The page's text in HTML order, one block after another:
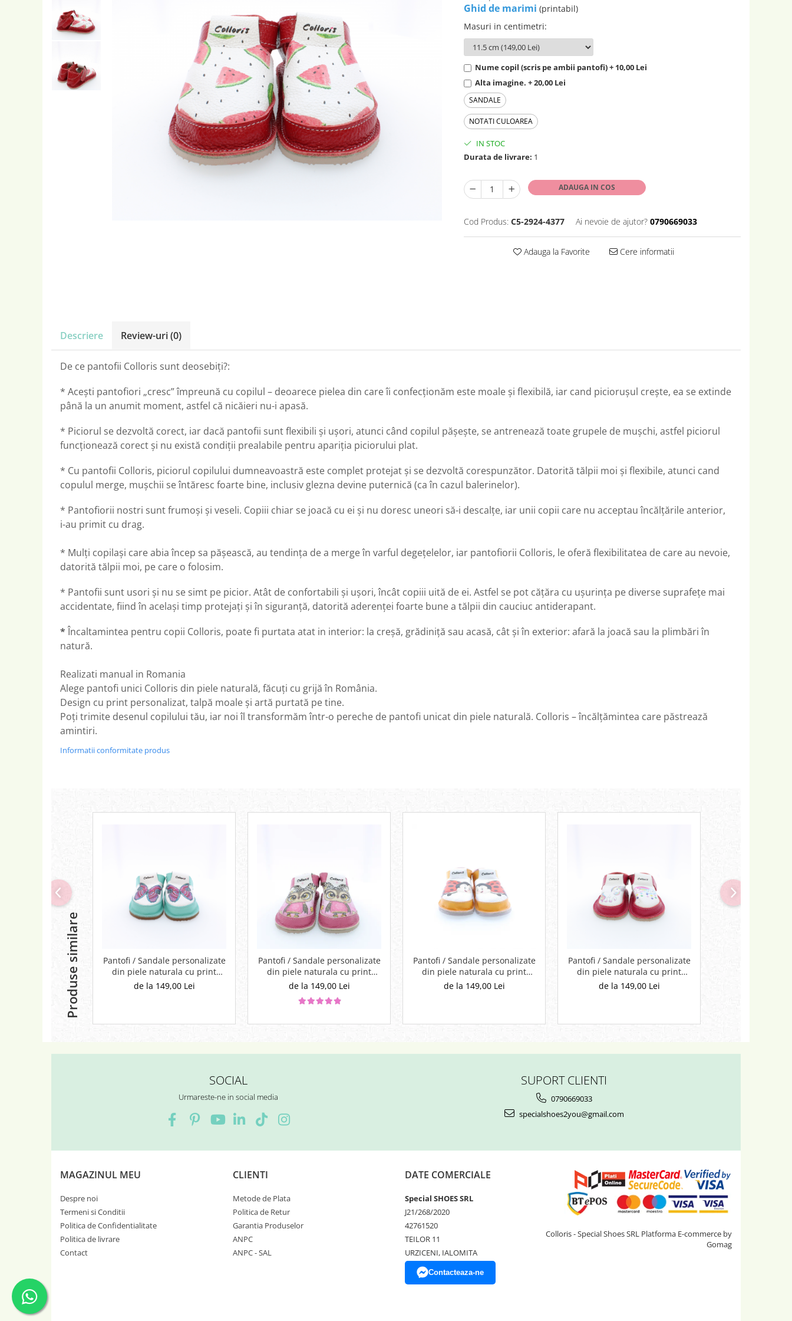
Ghid de marimi (printabil)
Masuri in centimetri:
Nume copil (scris pe ambii pantofi) + 10,00 Lei
Alta imagine. + 20,00 Lei
SANDALE
NOTATI CULOAREA
IN STOC
Durata de livrare: 1
ADAUGA IN COS
Cod Produs: C5-2924-4377 Ai nevoie de ajutor? 0790669033
Adauga la Favorite Cere informatii
Descriere Review-uri(0)
De ce pantofii Colloris sunt deosebiți?:
* Acești pantofiori „cresc” împreună cu copilul – deoarece pielea din care îi confecționăm este moale și flexibilă, iar cand picioruşul crește, ea se extinde
până la un anumit moment, astfel că nicăieri nu-i apasă.
* Piciorul se dezvoltă corect, iar dacă pantofii sunt flexibili și ușori, atunci când copilul pășește, se antrenează toate grupele de mușchi, astfel piciorul
funcționează corect și nu există condiții prealabile pentru apariția piciorului plat.
* Cu pantofii Colloris, piciorul copilului dumneavoastră este complet protejat și se dezvoltă corespunzător. Datorită tălpii moi și flexibile, atunci cand
copulul merge, mușchii se întăresc foarte bine, inclusiv glezna devine puternică (ca în cazul balerinelor).
* Pantofiorii nostri sunt frumoși și veseli. Copiii chiar se joacă cu ei și nu doresc uneori să-i descalțe, iar unii copii care nu acceptau încălțările anterior,
i-au primit cu drag.
* Mulți copilași care abia încep sa pășească, au tendința de a merge în varful degețelelor, iar pantofiorii Colloris, le oferă flexibilitatea de care au nevoie,
datorită tălpii moi, pe care o folosim.
* Pantofii sunt usori și nu se simt pe picior. Atât de confortabili și ușori, încât copiii uită de ei. Astfel se pot cățăra cu ușurința pe diverse suprafețe mai
accidentate, fiind în același timp protejați și în siguranță, datorită aderenței foarte bune a tălpii din cauciuc antiderapant.
*Încaltamintea pentru copii Colloris, poate fi purtata atat in interior: la creșă, grădiniță sau acasă, cât și în exterior: afară la joacă sau la plimbări în
natură.
Realizati manual in Romania
Alege pantofi unici Colloris din piele naturală, făcuți cu grijă în România.
Design cu print personalizat, talpă moale și artă purtată pe tine.
Poți trimite desenul copilului tău, iar noi îl transformăm într-o pereche de pantofi unicat din piele naturală. Colloris – încălțămintea care păstrează
amintiri.
Informatii conformitate produs
Produse similare
Pantofi / Sandale personalizate
din piele naturala cu print
digital - Fluture
de la 149,00 Lei
Pantofi / Sandale personalizate
din piele naturala cu print
digital - Bufnita
de la 149,00 Lei
Pantofi / Sandale personalizate
din piele naturala cu print
digital - Buburuza
de la 149,00 Lei
Pantofi / Sandale personalizate
din piele naturala cu print
digital - Unicorn
de la 149,00 Lei
SOCIAL
Urmareste-ne in social media
SUPORT CLIENTI
0790669033
specialshoes2you@gmail.com
MAGAZINUL MEU
Despre noi
Termeni si Conditii
Politica de Confidentialitate
Politica de livrare
Contact
CLIENTI
Metode de Plata
Politica de Retur
Garantia Produselor
ANPC
ANPC - SAL
DATE COMERCIALE
Special SHOES SRL
J21/268/2020
42761520
TEILOR 11
URZICENI, IALOMITA
Contacteaza-ne
Colloris - Special Shoes SRL Platforma E-commerce by
Gomag